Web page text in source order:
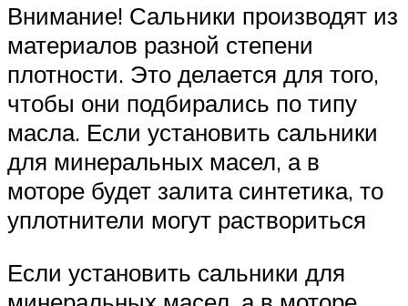
Внимание! Сальники производят из
материалов разной степени
плотности. Это делается для того,
чтобы они подбирались по типу
масла. Если установить сальники
для минеральных масел, а в
моторе будет залита синтетика, то
уплотнители могут раствориться
Если установить сальники для